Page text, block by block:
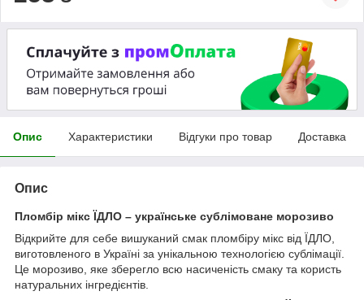
Опис Характеристики Відгуки про товар Доставка
Опис
Пломбір мікс ЇДЛО – українське сублімоване морозиво
Відкрийте для себе вишуканий смак пломбіру мікс від ЇДЛО,
виготовленого в Україні за унікальною технологією сублімації.
Це морозиво, яке зберегло всю насиченість смаку та користь
натуральних інгредієнтів.